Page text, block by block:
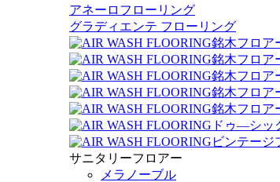
アネーロフローリング
グラディエンテ フローリング
銘木フロア
銘木フロア
銘木フロア
銘木フロア
銘木フロア
ドゥ―シッ
ビンテージ
サニタリーフロアー
メラノーブル